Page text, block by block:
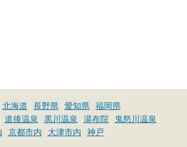
北海道 長野県 愛知県 福岡県
道後温泉 黒川温泉 湯布院 鬼怒川温泉
京都市内 大津市内 神戸